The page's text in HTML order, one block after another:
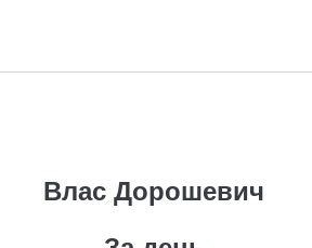
Влас Дорошевич